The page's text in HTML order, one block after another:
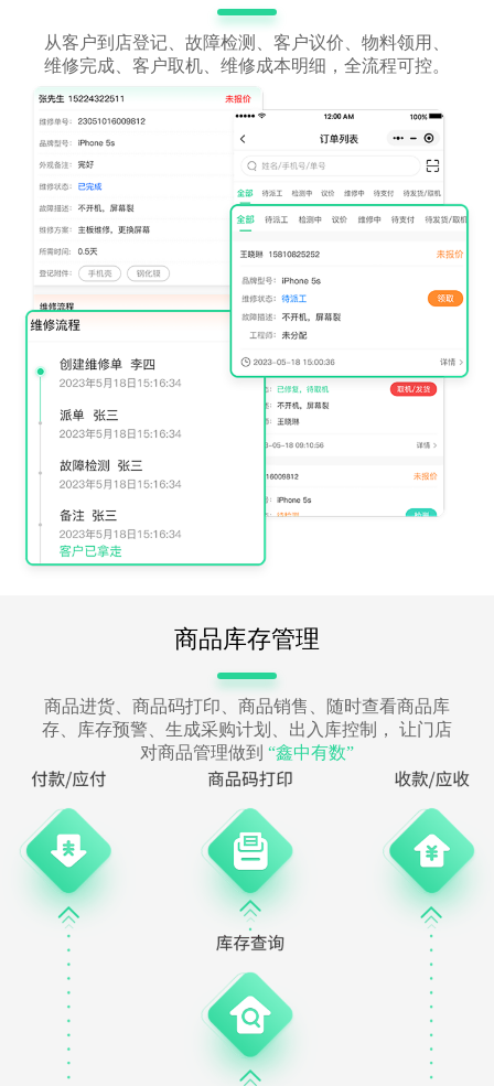
从客户到店登记、故障检测、客户议价、物料领用、
维修完成、客户取机、维修成本明细，全流程可控。
商品库存管理
商品进货、商品码打印、商品销售、随时查看商品库
存、库存预警、生成采购计划、出入库控制， 让门店
对商品管理做到 “鑫中有数”